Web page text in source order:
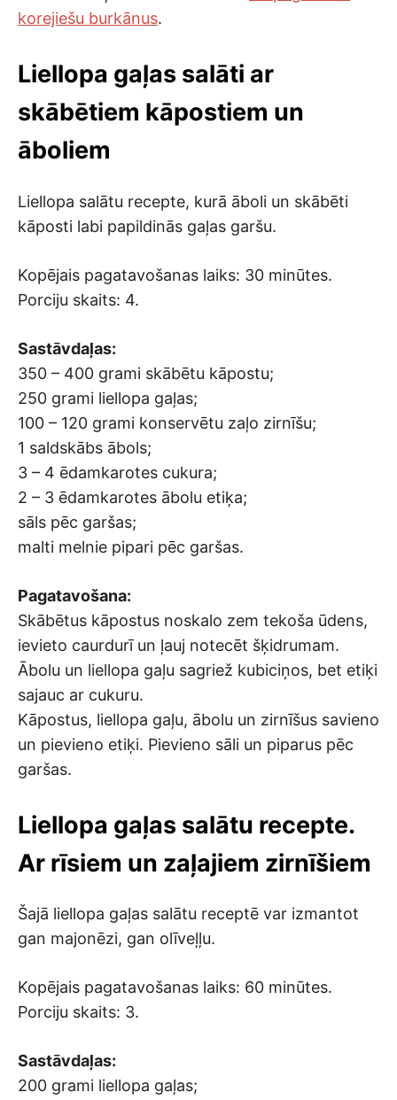
korejiešu burkānus.
Liellopa gaļas salāti ar
skābētiem kāpostiem un
āboliem
Liellopa salātu recepte, kurā āboli un skābēti
kāposti labi papildinās gaļas garšu.
Kopējais pagatavošanas laiks: 30 minūtes.
Porciju skaits: 4.
Sastāvdaļas:
350 – 400 grami skābētu kāpostu;
250 grami liellopa gaļas;
100 – 120 grami konservētu zaļo zirnīšu;
1 saldskābs ābols;
3 – 4 ēdamkarotes cukura;
2 – 3 ēdamkarotes ābolu etiķa;
sāls pēc garšas;
malti melnie pipari pēc garšas.
Pagatavošana:
Skābētus kāpostus noskalo zem tekoša ūdens,
ievieto caurdurī un ļauj notecēt šķidrumam.
Ābolu un liellopa gaļu sagriež kubiciņos, bet etiķi
sajauc ar cukuru.
Kāpostus, liellopa gaļu, ābolu un zirnīšus savieno
un pievieno etiķi. Pievieno sāli un piparus pēc
garšas.
Liellopa gaļas salātu recepte.
Ar rīsiem un zaļajiem zirnīšiem
Šajā liellopa gaļas salātu receptē var izmantot
gan majonēzi, gan olīveļļu.
Kopējais pagatavošanas laiks: 60 minūtes.
Porciju skaits: 3.
Sastāvdaļas:
200 grami liellopa gaļas;